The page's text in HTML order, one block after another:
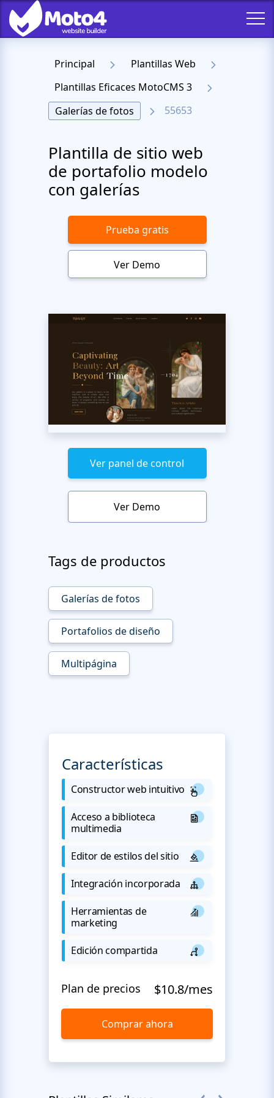
Principal
Plantillas Web
Plantillas Eficaces MotoCMS 3
Galerías de fotos
55653
Plantilla de sitio web
de portafolio modelo
con galerías
Prueba gratis
Ver Demo
Ver panel de control
Ver Demo
Tags de productos
Galerías de fotos
Portafolios de diseño
Multipágina
Características
Constructor web intuitivo
Acceso a biblioteca
multimedia
Editor de estilos del sitio
Integración incorporada
Herramientas de
marketing
Edición compartida
Plan de precios $10.8/mes
Comprar ahora